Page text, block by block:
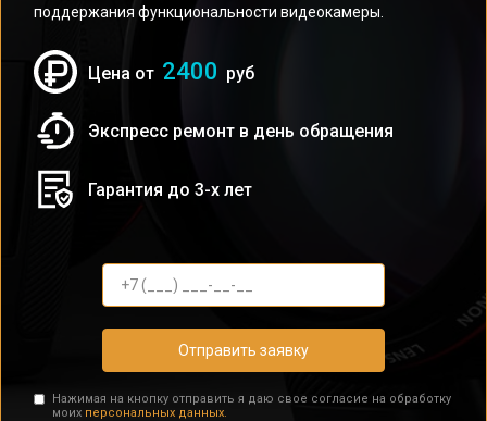
поддержания функциональности видеокамеры.
Цена от 2400 руб
Экспресс ремонт в день обращения
Гарантия до 3-х лет
Отправить заявку
Нажимая на кнопку отправить я даю свое согласие на обработку
моих персональных данных.